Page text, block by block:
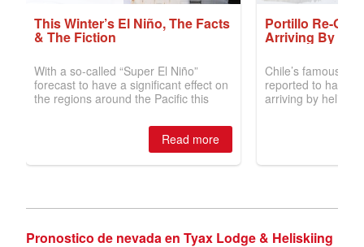
Pronostico de nevada en Tyax Lodge & Heliskiing